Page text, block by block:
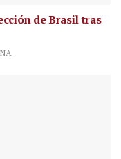
de Brasil tras